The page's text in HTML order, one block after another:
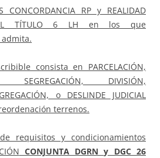
CONCORDANCIA RP y REALIDAD
TÍTULO 6 LH en los que
consista en PARCELACIÓN,
SEGREGACIÓN, DIVISIÓN,
o DESLINDE JUDICIAL
terrenos.
requisitos y condicionamientos
CONJUNTA DGRN y DGC26